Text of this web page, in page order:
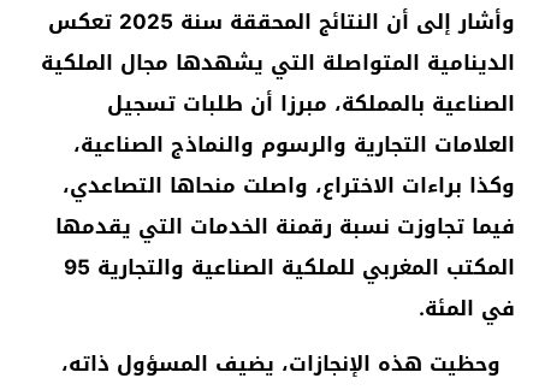
وأشار إلى أن النتائج المحققة سنة 2025 تعكس
الدينامية المتواصلة التي يشهدها مجال الملكية
الصناعية بالمملكة، مبرزا أن طلبات تسجيل
العلامات التجارية والرسوم والنماذج الصناعية،
وكذا براءات الاختراع، واصلت منحاها التصاعدي،
فيما تجاوزت نسبة رقمنة الخدمات التي يقدمها
المكتب المغربي للملكية الصناعية والتجارية 95
في المئة.
وحظيت هذه الإنجازات، يضيف المسؤول ذاته،